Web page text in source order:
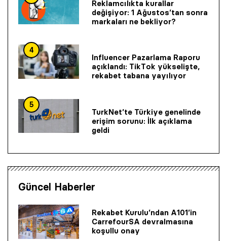
Reklamcılıkta kurallar
değişiyor: 1 Ağustos’tan sonra
markaları ne bekliyor?
4
Influencer Pazarlama Raporu
açıklandı: TikTok yükselişte,
rekabet tabana yayılıyor
5
TurkNet’te Türkiye genelinde
erişim sorunu: İlk açıklama
geldi
Güncel Haberler
Rekabet Kurulu’ndan A101’in
CarrefourSA devralmasına
koşullu onay